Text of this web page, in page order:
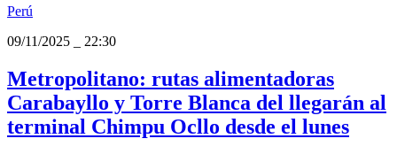
Perú
09/11/2025
22:30
Metropolitano: rutas alimentadoras
Carabayllo y Torre Blanca del llegarán al
terminal Chimpu Ocllo desde el lunes